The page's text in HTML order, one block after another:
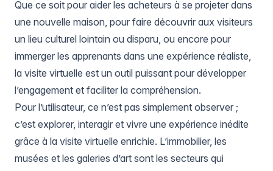
Que ce soit pour aider les acheteurs à se projeter dans
une nouvelle maison, pour faire découvrir aux visiteurs
un lieu culturel lointain ou disparu, ou encore pour
immerger les apprenants dans une expérience réaliste,
la visite virtuelle est un outil puissant pour développer
l’engagement et faciliter la compréhension.
Pour l’utilisateur, ce n’est pas simplement observer ;
c’est explorer, interagir et vivre une expérience inédite
grâce à la visite virtuelle enrichie. L’immobilier, les
musées et les galeries d’art sont les secteurs qui